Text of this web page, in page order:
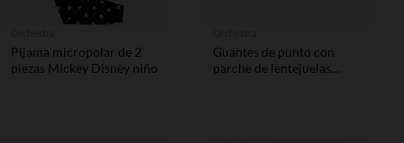
Pijama micropolar de 2
piezas Mickey Disney niño
Guantes de punto con
parche de lentejuelas